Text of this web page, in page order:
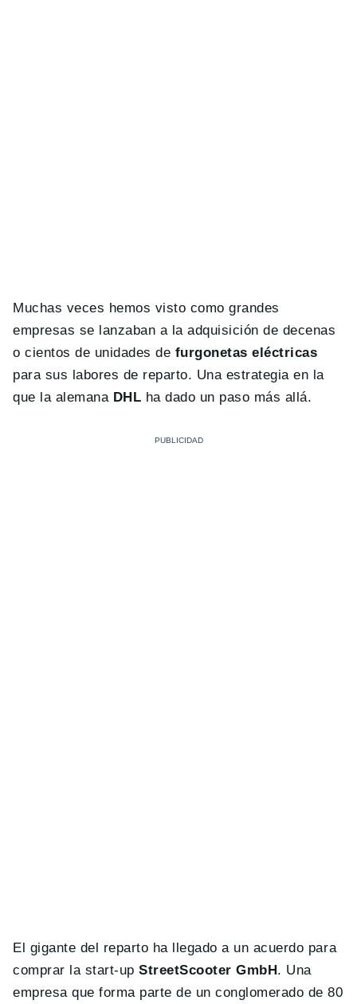
Muchas veces hemos visto como grandes
empresas se lanzaban a la adquisición de decenas
o cientos de unidades de furgonetas eléctricas
para sus labores de reparto. Una estrategia en la
que la alemana DHL ha dado un paso más allá.
El gigante del reparto ha llegado a un acuerdo para
comprar la start-upStreetScooter GmbH. Una
empresa que forma parte de un conglomerado de 80